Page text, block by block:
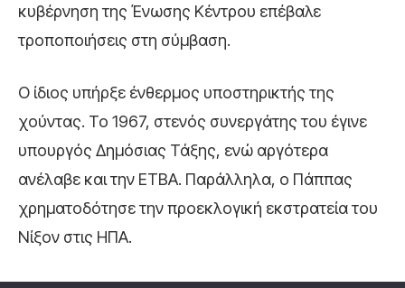
κυβέρνηση της Ένωσης Κέντρου επέβαλε
τροποποιήσεις στη σύμβαση.
Ο ίδιος υπήρξε ένθερμος υποστηρικτής της
χούντας. Το 1967, στενός συνεργάτης του έγινε
υπουργός Δημόσιας Τάξης, ενώ αργότερα
ανέλαβε και την ΕΤΒΑ. Παράλληλα, ο Πάππας
χρηματοδότησε την προεκλογική εκστρατεία του
Νίξον στις ΗΠΑ.